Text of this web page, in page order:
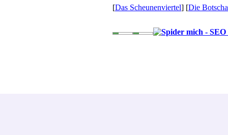
[Das Scheunenviertel] [Die